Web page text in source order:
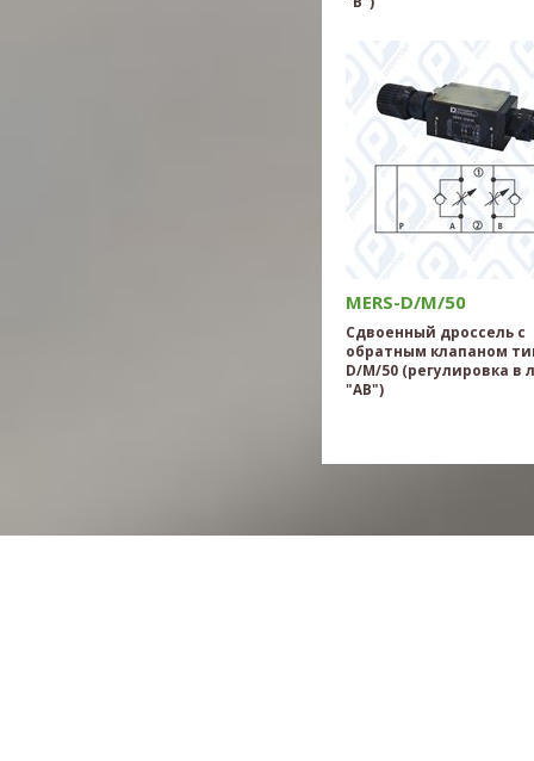
MERS-D/M/50
Сдвоенный дроссель с
обратным клапаном
D/M/50 (регулировка в
"AB")